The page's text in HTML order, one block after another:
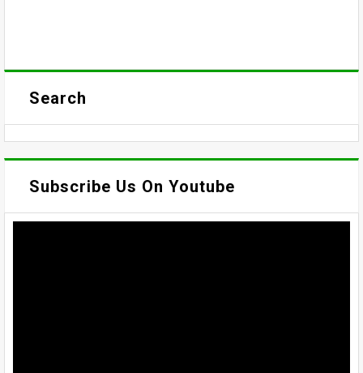
Search
Subscribe Us On Youtube